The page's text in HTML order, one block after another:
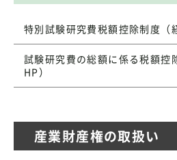
特別試験研究費税額控除制度（
試験研究費の総額に係る税額控
HP）
産業財産権の取扱い